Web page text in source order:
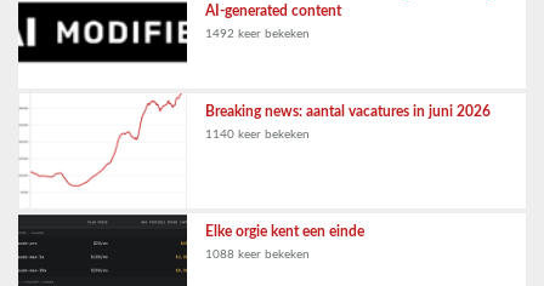
AI-generated content
1492 keer bekeken
Breaking news: aantal vacatures in juni 2026
1140 keer bekeken
Elke orgie kent een einde
1088 keer bekeken